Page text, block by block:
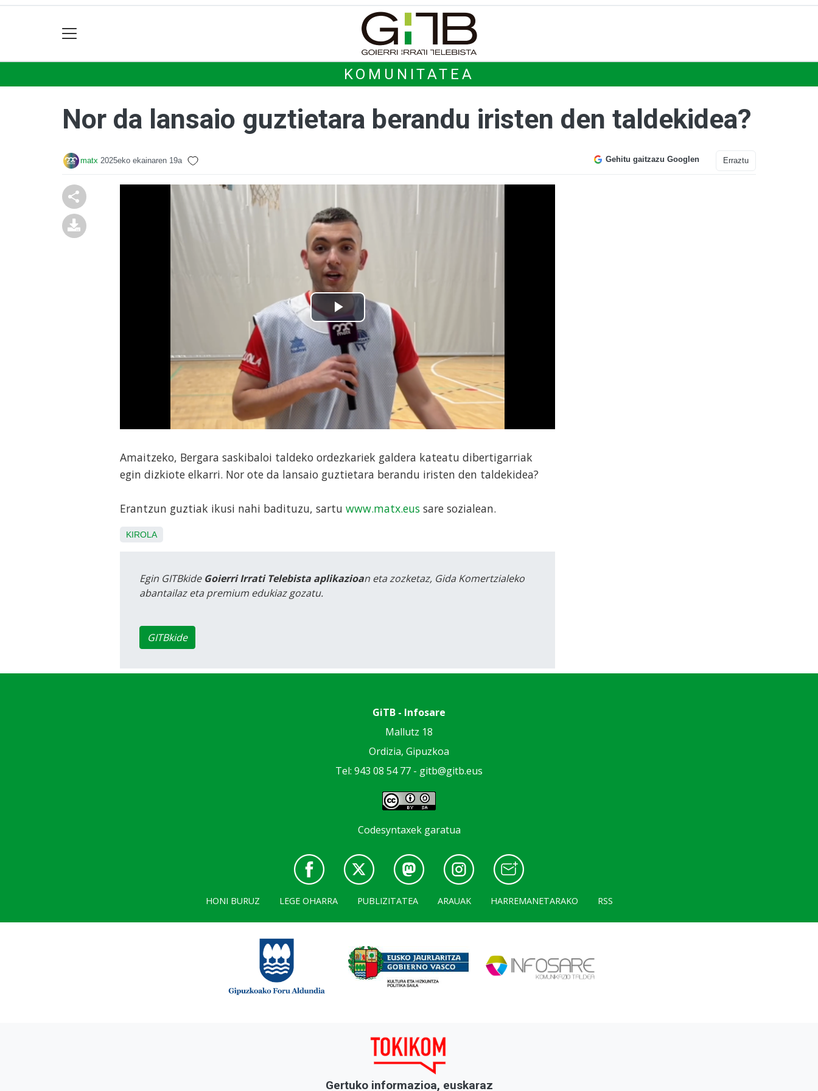
KOMUNITATEA
Nor da lansaio guztietara berandu iristen den taldekidea?
matx 2025eko ekainaren 19a Gehitu gaitzazu Googlen Erraztu
Amaitzeko, Bergara saskibaloi taldeko ordezkariek galdera kateatu dibertigarriak
egin dizkiote elkarri. Nor ote da lansaio guztietara berandu iristen den taldekidea?
Erantzun guztiak ikusi nahi badituzu, sartu www.matx.eus sare sozialean.
KIROLA
Egin GITBkide Goierri Irrati Telebista aplikazioan eta zozketaz, Gida Komertzialeko
abantailaz eta premium edukiaz gozatu.
GITBkide
GiTB - Infosare
Mallutz 18
Ordizia, Gipuzkoa
Tel: 943 08 54 77 - gitb@gitb.eus
Codesyntaxek garatua
HONI BURUZ LEGE OHARRA PUBLIZITATEA ARAUAK HARREMANETARAKO RSS
Gertuko informazioa, euskaraz